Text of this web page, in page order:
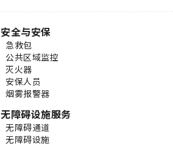
安全与安保
急救包
公共区域监控
灭火器
安保人员
烟雾报警器
无障碍设施服务
无障碍通道
无障碍设施